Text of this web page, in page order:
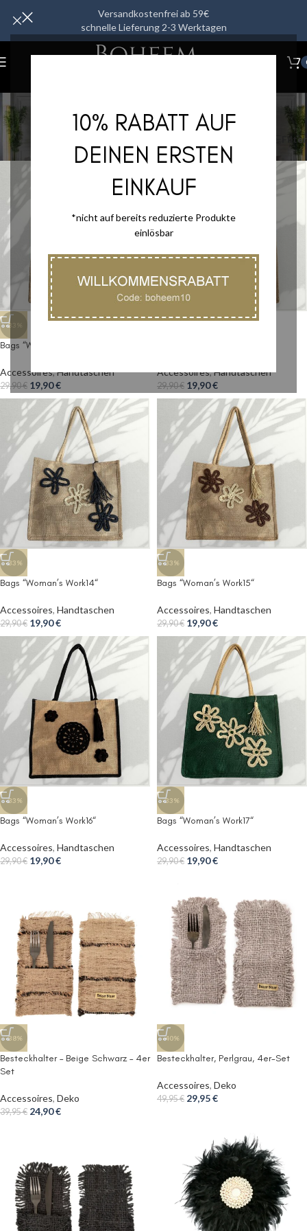
10% RABATT AUF
DEINEN ERSTEN
EINKAUF
*nicht auf bereits reduzierte Produkte
einlösbar
Versandkostenfrei ab 59€
schnelle Lieferung 2-3 Werktagen
Accessoires
Kategorien
Start
Filter
-33%
Bags “Woman’s Work12“
Accessoires,Handtaschen
29,90€ 19,90€
Accessoires,Handtaschen
29,90€ 19,90€
-33%
Bags “Woman’s Work14“
Accessoires, Handtaschen
29,90€ 19,90€
-33%
Bags “Woman’s Work15“
Accessoires, Handtaschen
29,90€ 19,90€
-33%
Bags “Woman’s Work16“
Accessoires, Handtaschen
29,90€ 19,90€
-33%
Bags “Woman’s Work17“
Accessoires, Handtaschen
29,90€ 19,90€
-38%
Besteckhalter – Beige Schwarz – 4er
Set
Accessoires, Deko
39,95€ 24,90€
-40%
Besteckhalter, Perlgrau, 4er-Set
Accessoires, Deko
49,95€ 29,95€